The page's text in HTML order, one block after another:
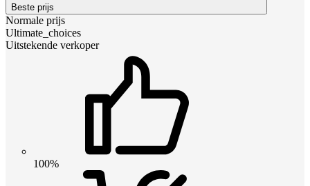
Beste prijs
Normale prijs
Ultimate_choices
Uitstekende verkoper
100%